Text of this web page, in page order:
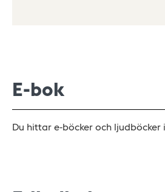
E-bok
Du hittar e-böcker och ljudböcker